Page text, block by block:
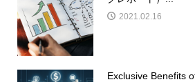
2021.02.16
Exclusive Benefits